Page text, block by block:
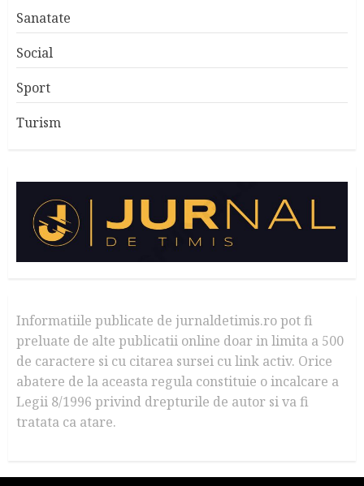
Sanatate
Social
Sport
Turism
Informatiile publicate de jurnaldetimis.ro pot fi
preluate de alte publicatii online doar in limita a 500
de caractere si cu citarea sursei cu link activ. Orice
abatere de la aceasta regula constituie o incalcare a
Legii 8/1996 privind drepturile de autor si va fi
tratata ca atare.